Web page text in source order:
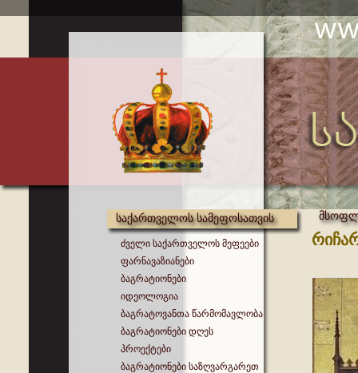
საქართველოს სამეფოსათვის
ძველი საქართველოს მეფეები
ფარნავაზიანები
ბაგრატიონები
იდეოლოგია
ბაგრატოვანთა წარმომავლობა
ბაგრატიონები დღეს
პროექტები
ბაგრატიონები საზღვარგარეთ